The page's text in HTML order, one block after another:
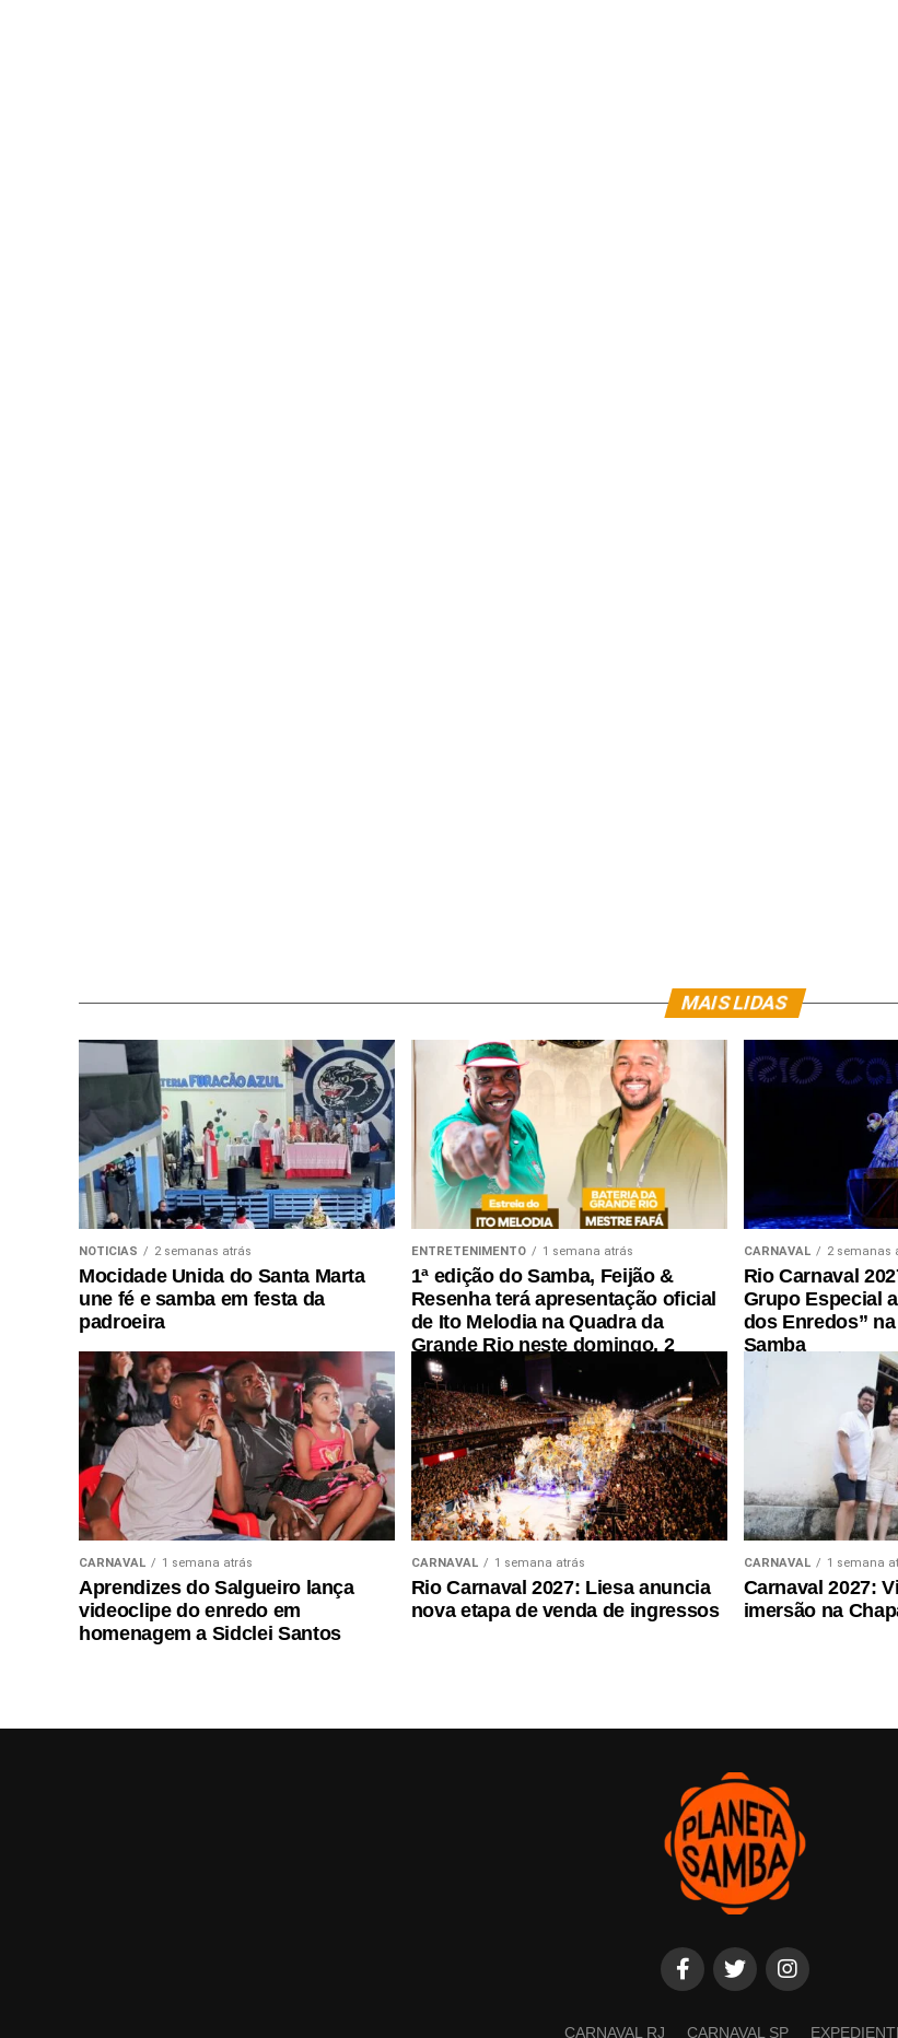
MAIS LIDAS
NOTICIAS 2 semanas atrás
Mocidade Unida do Santa Marta
une fé e samba em festa da
padroeira
ENTRETENIMENTO 1 semana atrás
1ª edição do Samba, Feijão &
Resenha terá apresentação oficial
de Ito Melodia na Quadra da
Grande Rio neste domingo, 2
CARNAVAL 2 semanas
Rio Carnaval
Grupo Especial
dos Enredos”
Samba
CARNAVAL 1 semana atrás
Aprendizes do Salgueiro lança
videoclipe do enredo em
homenagem a Sidclei Santos
CARNAVAL 1 semana atrás
Rio Carnaval 2027: Liesa anuncia
nova etapa de venda de ingressos
CARNAVAL 1 semana
Carnaval 2027:
imersão na
CARNAVAL RJ CARNAVAL SP